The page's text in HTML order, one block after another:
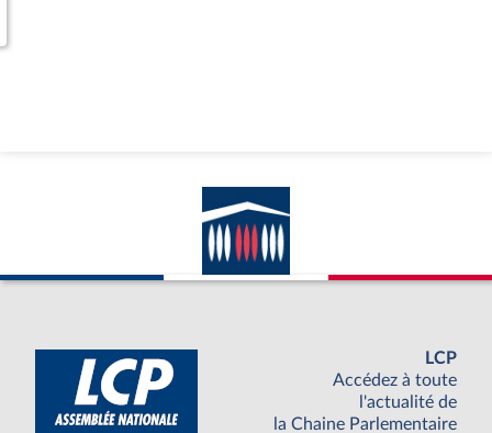
LCP
Accédez à toute
l'actualité de
la Chaine Parlementaire